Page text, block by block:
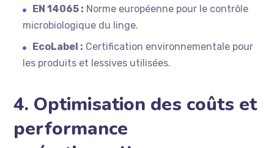
EN 14065 : Norme européenne pour le contrôle
microbiologique du linge.
EcoLabel : Certification environnementale pour
les produits et lessives utilisées.
4. Optimisation des coûts et
performance